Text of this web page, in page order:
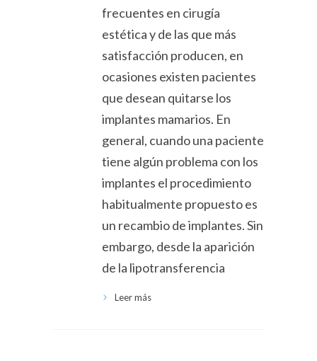
frecuentes en cirugía
estética y de las que más
satisfacción producen, en
ocasiones existen pacientes
que desean quitarse los
implantes mamarios. En
general, cuando una paciente
tiene algún problema con los
implantes el procedimiento
habitualmente propuesto es
un recambio de implantes. Sin
embargo, desde la aparición
de la lipotransferencia
Leer más